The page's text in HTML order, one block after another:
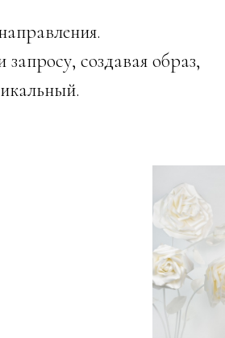
создавая образ,